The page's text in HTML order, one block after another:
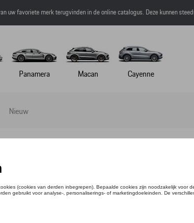
uw favoriete merk terugvinden in de online catalogus. Deze kunnen
Panamera Macan Cayenne
Nieuw
- HERITAGE